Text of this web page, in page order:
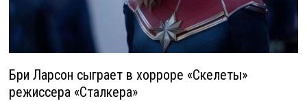
Бри Ларсон сыграет в хорроре «Скелеты»
режиссера «Сталкера»